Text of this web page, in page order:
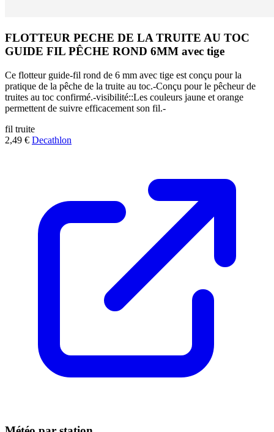
FLOTTEUR PECHE DE LA TRUITE AU TOC
GUIDE FIL PÊCHE ROND 6MM avec tige
Ce flotteur guide-fil rond de 6 mm avec tige est conçu pour la
pratique de la pêche de la truite au toc.-Conçu pour le pêcheur de
truites au toc confirmé.-visibilité::Les couleurs jaune et orange
permettent de suivre efficacement son fil.-
fil truite
2,49 € Decathlon